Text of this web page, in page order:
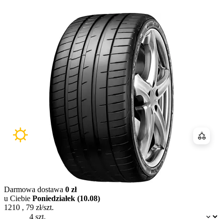
Dostępność:
Darmowa dostawa 0 zł
u Ciebie Poniedziałek (10.08)
1210 , 79 zł/szt.